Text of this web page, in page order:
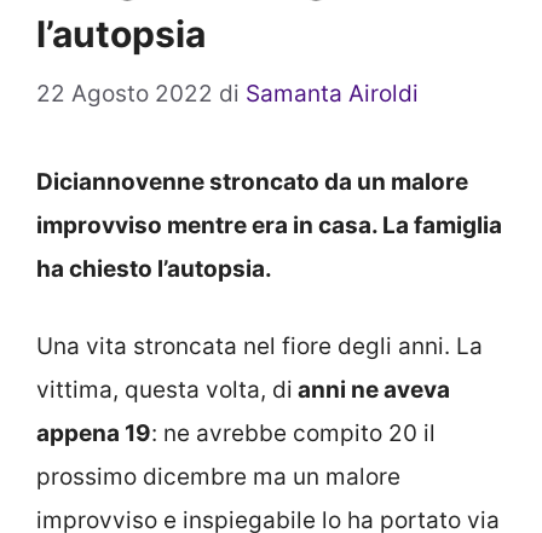
l’autopsia
22 Agosto 2022 di Samanta Airoldi
Diciannovenne stroncato da un malore
improvviso mentre era in casa. La famiglia
ha chiesto l’autopsia.
Una vita stroncata nel fiore degli anni. La
vittima, questa volta, di anni ne aveva
appena 19: ne avrebbe compito 20 il
prossimo dicembre ma un malore
improvviso e inspiegabile lo ha portato via